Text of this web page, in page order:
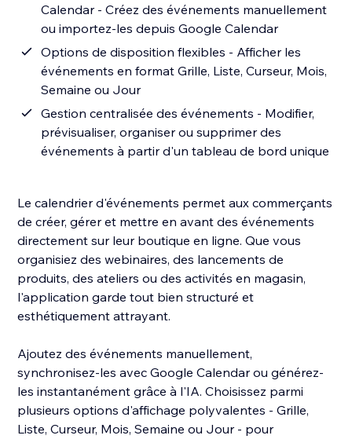
Calendar - Créez des événements manuellement
ou importez-les depuis Google Calendar
Options de disposition flexibles - Afficher les
événements en format Grille, Liste, Curseur, Mois,
Semaine ou Jour
Gestion centralisée des événements - Modifier,
prévisualiser, organiser ou supprimer des
événements à partir d'un tableau de bord unique
Le calendrier d'événements permet aux commerçants
de créer, gérer et mettre en avant des événements
directement sur leur boutique en ligne. Que vous
organisiez des webinaires, des lancements de
produits, des ateliers ou des activités en magasin,
l'application garde tout bien structuré et
esthétiquement attrayant.
Ajoutez des événements manuellement,
synchronisez-les avec Google Calendar ou générez-
les instantanément grâce à l'IA. Choisissez parmi
plusieurs options d'affichage polyvalentes - Grille,
Liste, Curseur, Mois, Semaine ou Jour - pour